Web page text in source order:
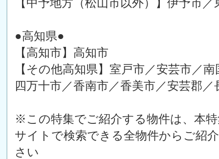
【中予地方（松山市以外）】伊予市
●高知県●
【高知市】高知市
【その他高知県】室戸市／安芸市／
四万十市／香南市／香美市／安芸郡
※この特集でご紹介する物件は、本
サイトで検索できる全物件からご紹
さい